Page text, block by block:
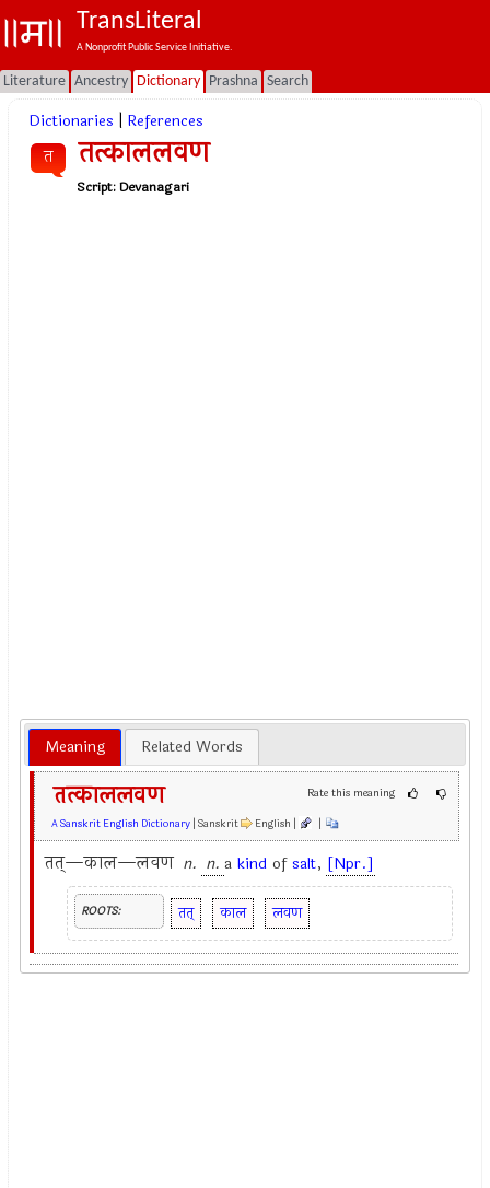
TransLiteral
A Nonprofit Public Service Initiative.
Literature Ancestry Dictionary Prashna Search
Dictionaries References
त तत्काललवण
Script:Devanagari
Meaning Related Words
Rate this meaning
तत्काललवण
A Sanskrit English Dictionary | Sanskrit English | |
तत्—काल—लवण n. n. a kind ofsalt, [Npr.]
ROOTS: तत् काल लवण